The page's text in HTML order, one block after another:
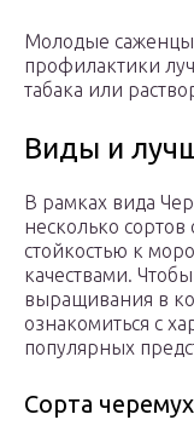
Молодые саженцы
профилактики
табака или
Виды и
В рамках вида
несколько
стойкостью к
качествами.
выращивания в
ознакомиться с
популярных
Сорта